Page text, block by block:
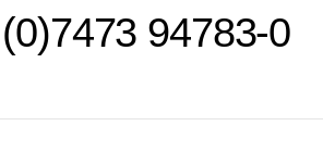
94783-0